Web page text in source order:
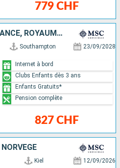
779 CHF
PORTUGAL, ESPAGNE, FRANCE, ROYAUME-UNI
Southampton 23/09/2028
827 CHF
Internet à bord
Clubs Enfants dès 3 ans
Enfants Gratuits*
Pension complète
Kiel 12/09/2026